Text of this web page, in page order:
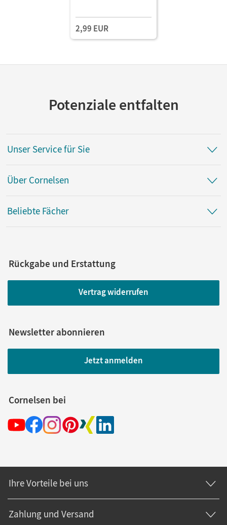
2,99 EUR
Potenziale entfalten
Unser Service für Sie
Über Cornelsen
Beliebte Fächer
Rückgabe und Erstattung
Vertrag widerrufen
Newsletter abonnieren
Jetzt anmelden
Cornelsen bei
Ihre Vorteile bei uns
Zahlung und Versand